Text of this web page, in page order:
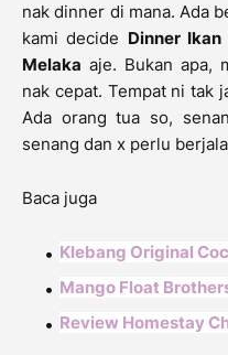
nak dinner di mana. Ada
kami decide Dinner
Melaka aje. Bukan apa,
nak cepat. Tempat ni tak
Ada orang tua so,
senang dan x perlu
Baca juga
Klebang Original
Mango Float
Review Homestay